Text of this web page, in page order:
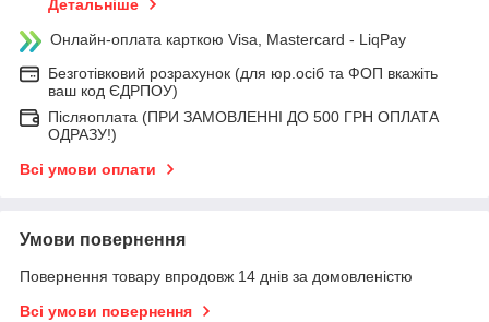
Детальніше
Онлайн-оплата карткою Visa, Mastercard - LiqPay
Безготівковий розрахунок (для юр.осіб та ФОП вкажіть
ваш код ЄДРПОУ)
Післяоплата (ПРИ ЗАМОВЛЕННІ ДО 500 ГРН ОПЛАТА
ОДРАЗУ!)
Всі умови оплати
Умови повернення
Повернення товару впродовж 14 днів за домовленістю
Всі умови повернення